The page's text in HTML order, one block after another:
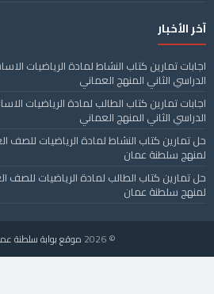
آخر الأخبار
اجابات تمارين كتاب النشاط لمادة الرياضيات
الدراسي الثاني المنهج العماني
اجابات تمارين كتاب الطالب لمادة الرياضيات
الدراسي الثاني المنهج العماني
حل تمارين كتاب النشاط لمادة الرياضيات للصف
لمنهج سلطنة عمان
حل تمارين كتاب الطالب لمادة الرياضيات للصف
لمنهج سلطنة عمان
© 2026 موقع بوابة سلطنة